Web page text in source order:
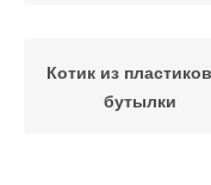
Котик из
бутылки